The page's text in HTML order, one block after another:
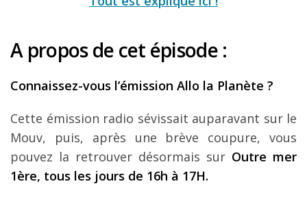
A propos de cet épisode :
Connaissez-vous l’émission Allo la Planète ?
Cette émission radio sévissait auparavant sur le
Mouv, puis, après une brève coupure, vous
pouvez la retrouver désormais sur Outre mer
1ère, tous les jours de 16h à 17H.